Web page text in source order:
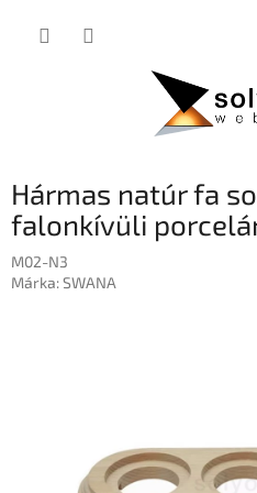
Hármas natúr fa
falonkívüli
M02-N3
Márka:SWANA